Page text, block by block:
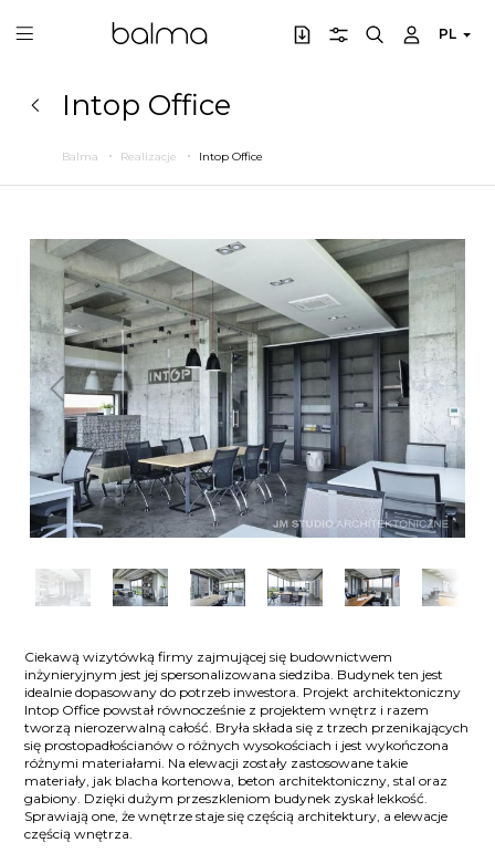
PL
Intop Office
Balma Realizacje Intop Office
Poprzedni Następny
Ciekawą wizytówką firmy zajmującej się budownictwem
inżynieryjnym jest jej spersonalizowana siedziba. Budynek ten jest
idealnie dopasowany do potrzeb inwestora. Projekt architektoniczny
Intop Office powstał równocześnie z projektem wnętrz i razem
tworzą nierozerwalną całość. Bryła składa się z trzech przenikających
się prostopadłościanów o różnych wysokościach i jest wykończona
różnymi materiałami. Na elewacji zostały zastosowane takie
materiały, jak blacha kortenowa, beton architektoniczny, stal oraz
gabiony. Dzięki dużym przeszkleniom budynek zyskał lekkość.
Sprawiają one, że wnętrze staje się częścią architektury, a elewacje
częścią wnętrza.